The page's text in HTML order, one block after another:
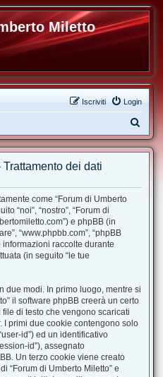
Miletto
Login
Iscriviti
e
a
dei dati
come “Forum di Umberto
“noi”, “nostro”, “Forum di
e phpBB (in
“www.phpbb.com”, “phpBB
informazioni raccolte durante
(in seguito “le tue
due modi. In primo luogo, mentre si
il software phpBB creerà un certo
di testo che vengono scaricati
I primi due cookie contengono solo
id”) ed un identificativo
id”), assegnato
Un terzo cookie viene creato
“Forum di Umberto Miletto” e